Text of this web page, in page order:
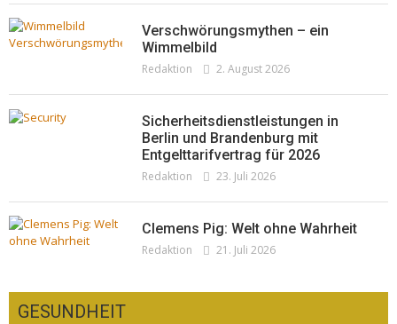
Verschwörungsmythen – ein
Wimmelbild
Redaktion 2. August 2026
Sicherheitsdienstleistungen in
Berlin und Brandenburg mit
Entgelttarifvertrag für 2026
Redaktion 23. Juli 2026
Clemens Pig: Welt ohne Wahrheit
Redaktion 21. Juli 2026
GESUNDHEIT